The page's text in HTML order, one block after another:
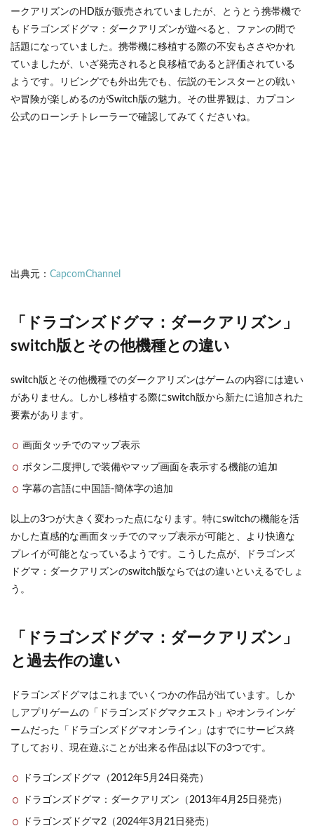
ークアリズンのHD版が販売されていましたが、とうとう携帯機で
もドラゴンズドグマ：ダークアリズンが遊べると、ファンの間で
話題になっていました。携帯機に移植する際の不安もささやかれ
ていましたが、いざ発売されると良移植であると評価されている
ようです。リビングでも外出先でも、伝説のモンスターとの戦い
や冒険が楽しめるのがSwitch版の魅力。その世界観は、カプコン
公式のローンチトレーラーで確認してみてくださいね。
出典元： CapcomChannel
「ドラゴンズドグマ：ダークアリズン」
switch版とその他機種との違い
switch版とその他機種でのダークアリズンはゲームの内容には違い
がありません。しかし移植する際にswitch版から新たに追加された
要素があります。
画面タッチでのマップ表示
ボタン二度押しで装備やマップ画面を表示する機能の追加
字幕の言語に中国語-簡体字の追加
以上の3つが大きく変わった点になります。特にswitchの機能を活
かした直感的な画面タッチでのマップ表示が可能と、より快適な
プレイが可能となっているようです。こうした点が、ドラゴンズ
ドグマ：ダークアリズンのswitch版ならではの違いといえるでしょ
う。
「ドラゴンズドグマ：ダークアリズン」
と過去作の違い
ドラゴンズドグマはこれまでいくつかの作品が出ています。しか
しアプリゲームの「ドラゴンズドグマクエスト」やオンラインゲ
ームだった「ドラゴンズドグマオンライン」はすでにサービス終
了しており、現在遊ぶことが出来る作品は以下の3つです。
ドラゴンズドグマ（2012年5月24日発売）
ドラゴンズドグマ：ダークアリズン（2013年4月25日発売）
ドラゴンズドグマ2（2024年3月21日発売）